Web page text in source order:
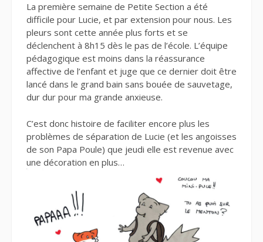
La première semaine de Petite Section a été
difficile pour Lucie, et par extension pour nous. Les
pleurs sont cette année plus forts et se
déclenchent à 8h15 dès le pas de l’école. L’équipe
pédagogique est moins dans la réassurance
affective de l’enfant et juge que ce dernier doit être
lancé dans le grand bain sans bouée de sauvetage,
dur dur pour ma grande anxieuse.
C’est donc histoire de faciliter encore plus les
problèmes de séparation de Lucie (et les angoisses
de son Papa Poule) que jeudi elle est revenue avec
une décoration en plus…